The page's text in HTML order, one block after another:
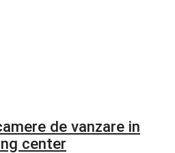
de vanzare in
center